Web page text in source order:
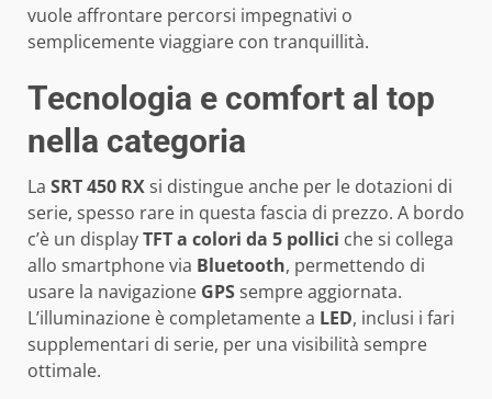
vuole affrontare percorsi impegnativi o
semplicemente viaggiare con tranquillità.
Tecnologia e comfort al top
nella categoria
La SRT 450 RXsi distingue anche per le dotazioni di
serie, spesso rare in questa fascia di prezzo. A bordo
c’è un displayTFT a colori da 5 pollici che si collega
allo smartphone via Bluetooth, permettendo di
usare la navigazione GPSsempre aggiornata.
L’illuminazione è completamente a LED, inclusi i fari
supplementari di serie, per una visibilità sempre
ottimale.